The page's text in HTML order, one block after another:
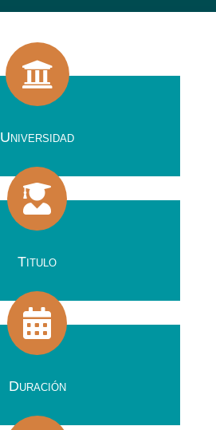

Universidad

Titulo

Duración